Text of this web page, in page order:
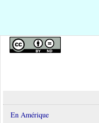
En Amérique